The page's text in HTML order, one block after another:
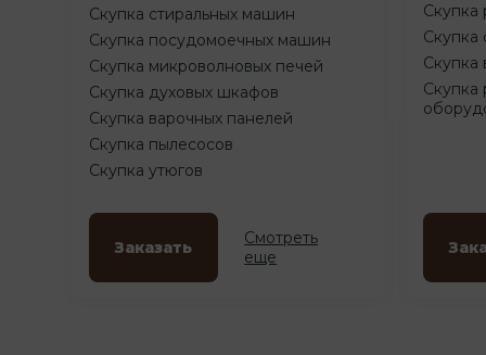
Скупка стиральных машин
Скупка посудомоечных машин
Скупка микроволновых печей
Скупка духовых шкафов
Скупка варочных панелей
Скупка пылесосов
Скупка утюгов
Заказать
Смотреть
еще
Скупка
Скупка
Скупка
Скупка